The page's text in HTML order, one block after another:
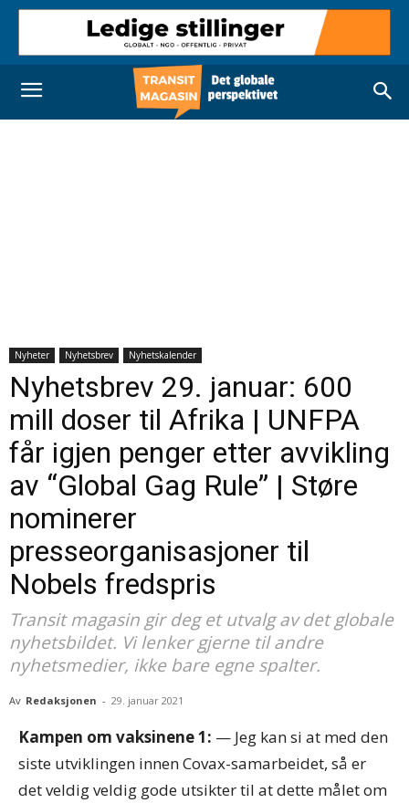
Nyheter Nyhetsbrev Nyhetskalender
Nyhetsbrev 29. januar: 600
mill doser til Afrika | UNFPA
får igjen penger etter avvikling
av “Global Gag Rule” | Støre
nominerer
presseorganisasjoner til
Nobels fredspris
Transit magasin gir deg et utvalg av det globale
nyhetsbildet. Vi lenker gjerne til andre
nyhetsmedier, ikke bare egne spalter.
Av Redaksjonen - 29. januar 2021
Kampen om vaksinene 1: — Jeg kan si at med den
siste utviklingen innen Covax-samarbeidet, så er
det veldig veldig gode utsikter til at dette målet om